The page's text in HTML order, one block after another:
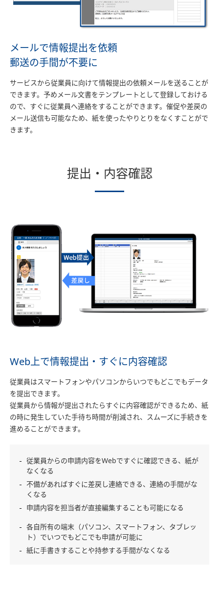
メールで情報提出を依頼
郵送の手間が不要に
サービスから従業員に向けて情報提出の依頼メールを送ることが
できます。予めメール文書をテンプレートとして登録しておける
ので、すぐに従業員へ連絡をすることができます。催促や差戻の
メール送信も可能なため、紙を使ったやりとりをなくすことがで
きます。
提出・内容確認
Web上で情報提出・すぐに内容確認
従業員はスマートフォンやパソコンからいつでもどこでもデータ
を提出できます。
従業員から情報が提出されたらすぐに内容確認ができるため、紙
の時に発生していた手待ち時間が削減され、スムーズに手続きを
進めることができます。
従業員からの申請内容をWebですぐに確認できる、紙が
なくなる
不備があればすぐに差戻し連絡できる、連絡の手間がな
くなる
申請内容を担当者が直接編集することも可能になる
各自所有の端末（パソコン、スマートフォン、タブレッ
ト）でいつでもどこでも申請が可能に
紙に手書きすることや持参する手間がなくなる